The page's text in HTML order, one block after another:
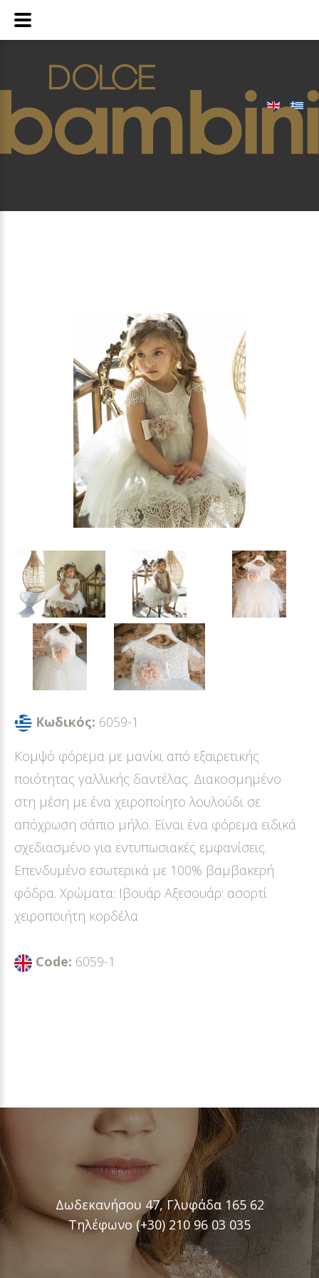
Κωδικός: 6059-1
Κομψό φόρεμα με μανίκι από εξαιρετικής
ποιότητας γαλλικής δαντέλας. Διακοσμημένο
στη μέση με ένα χειροποίητο λουλούδι σε
απόχρωση σάπιο μήλο. Είναι ένα φόρεμα ειδικά
σχεδιασμένο για εντυπωσιακές εμφανίσεις.
Επενδυμένο εσωτερικά με 100% βαμβακερή
φόδρα. Χρώματα: Ιβουάρ Αξεσουάρ: ασορτί
χειροποιήτη κορδέλα
Code: 6059-1
Δωδεκανήσου 47, Γλυφάδα 165 62
Τηλέφωνο (+30) 210 96 03 035